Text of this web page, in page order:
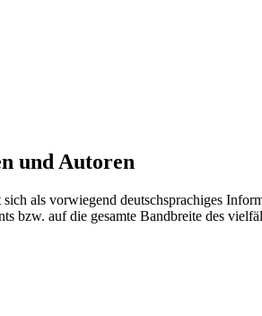
und Autoren
sich als vorwiegend deutschsprachiges
bzw. auf die gesamte Bandbreite des